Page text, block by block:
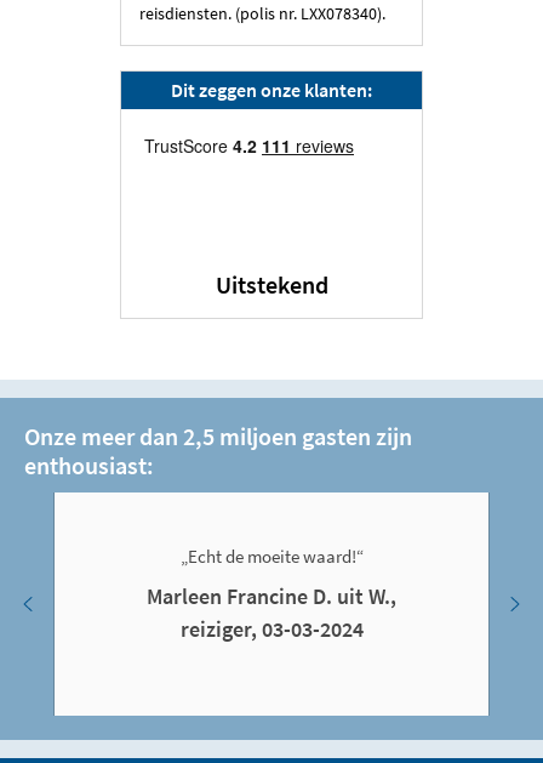
reisdiensten. (polis nr. LXX078340).
Dit zeggen onze klanten:
Uitstekend
Onze meer dan 2,5 miljoen gasten zijn
enthousiast:
„Echt de moeite waard!“
Marleen Francine D. uit W.,
reiziger, 03-03-2024